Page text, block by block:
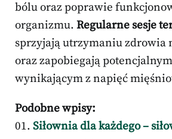
bólu oraz poprawie
organizmu. Regularne sesje
sprzyjają utrzymaniu zdrowia
oraz zapobiegają
wynikającym z napięć
Podobne wpisy:
Siłownia dla każdego –